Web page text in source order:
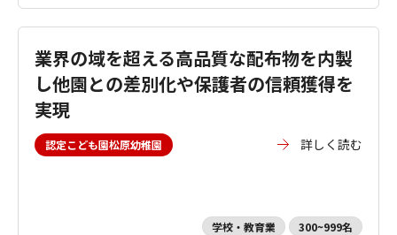
業界の域を超える高品質な配布物を内製
し他園との差別化や保護者の信頼獲得を
実現
認定こども園松原幼稚園 詳しく読む
学校・教育業 300~999名